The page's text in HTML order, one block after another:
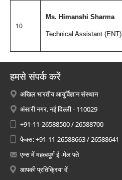
10
Ms. Himanshi Sharma
Technical Assistant (ENT)
हमसे संपर्क करें
अखिल भारतीय आयुर्विज्ञान संस्थान
अंसारी नगर, नई दिल्ली - 110029
+91-11-26588500 / 26588700
फैक्स: +91-11-26588663 / 26588641
एम्स में महत्वपूर्ण ई -मेल पते
आपकी प्रतिक्रिया दें